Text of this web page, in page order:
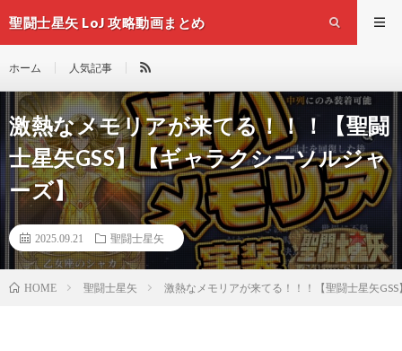
聖闘士星矢 LoJ 攻略動画まとめ
ホーム 人気記事
激熱なメモリアが来てる！！！【聖闘
士星矢GSS】【ギャラクシーソルジャ
ーズ】
2025.09.21 聖闘士星矢
HOME 聖闘士星矢 激熱なメモリアが来てる！！！【聖闘士星矢